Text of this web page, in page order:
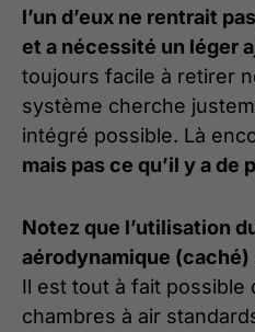
l’un d’eux ne rentrait
et a nécessité un léger
toujours facile à retirer
système cherche
intégré possible. Là
mais pas ce qu’il y a de
Notez que l’utilisation
aérodynamique (caché)
Il est tout à fait possible
chambres à air